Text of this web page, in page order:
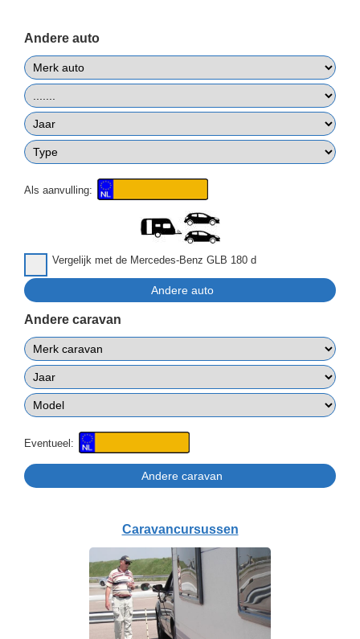
Andere auto
Als aanvulling:
Vergelijk met de Mercedes-Benz GLB 180 d
Andere caravan
Eventueel:
Caravancursussen